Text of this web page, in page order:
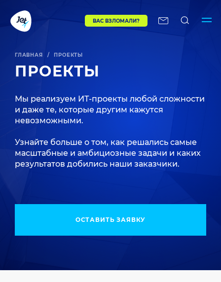
ВАС ВЗЛОМАЛИ?
ГЛАВНАЯ / ПРОЕКТЫ
ПРОЕКТЫ
Мы реализуем ИТ-проекты любой сложности
и даже те, которые другим кажутся
невозможными.
Узнайте больше о том, как решались самые
масштабные и амбициозные задачи и каких
результатов добились наши заказчики.
ОСТАВИТЬ ЗАЯВКУ